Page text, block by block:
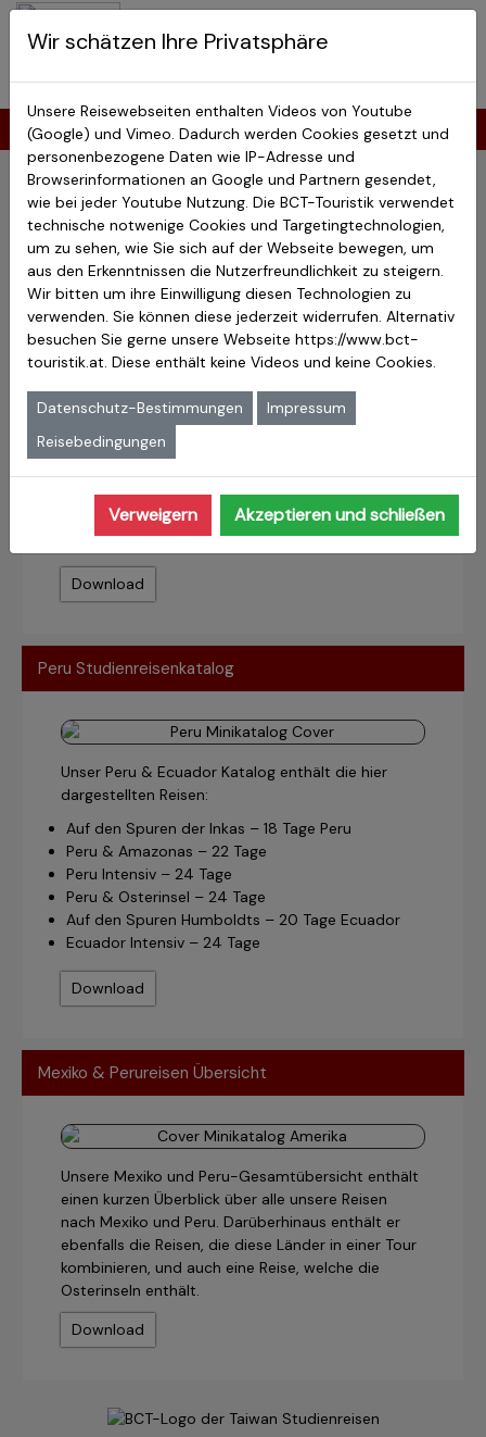
BCT-Touristik
Costarica Katalogdownload
Durch Klick auf die Bilder können Sie sich hier die jeweiligen
Kataloge als PDF-Dokument herunterladen.
Mexiko Katalog
Unser Mexiko-Katalog enthält die hier
dargestellten Reisen:
Auf den Spuren der Mayas – 18 Tage
Mexiko Intensiv – 24 Tage
Mexiko Live – 11 Tage
Auf den Spuren der Mixteken – 16 Tage
Auf den Spuren der Rarámuri – 21 Tage
Download
Peru Studienreisenkatalog
Unser Peru & Ecuador Katalog enthält die hier
dargestellten Reisen:
Auf den Spuren der Inkas – 18 Tage Peru
Peru & Amazonas – 22 Tage
Peru Intensiv – 24 Tage
Peru & Osterinsel – 24 Tage
Auf den Spuren Humboldts – 20 Tage Ecuador
Ecuador Intensiv – 24 Tage
Download
Mexiko & Perureisen Übersicht
Unsere Mexiko und Peru-Gesamtübersicht enthält
einen kurzen Überblick über alle unsere Reisen
nach Mexiko und Peru. Darüberhinaus enthält er
ebenfalls die Reisen, die diese Länder in einer Tour
kombinieren, und auch eine Reise, welche die
Osterinseln enthält.
Download
Wir schätzen Ihre Privatsphäre
Unsere Reisewebseiten enthalten Videos von Youtube
(Google) und Vimeo. Dadurch werden Cookies gesetzt und
personenbezogene Daten wie IP-Adresse und
Browserinformationen an Google und Partnern gesendet,
wie bei jeder Youtube Nutzung. Die BCT-Touristik verwendet
technische notwenige Cookies und Targetingtechnologien,
um zu sehen, wie Sie sich auf der Webseite bewegen, um
aus den Erkenntnissen die Nutzerfreundlichkeit zu steigern.
Wir bitten um ihre Einwilligung diesen Technologien zu
verwenden. Sie können diese jederzeit widerrufen. Alternativ
besuchen Sie gerne unsere Webseite https://www.bct-
touristik.at. Diese enthält keine Videos und keine Cookies.
Datenschutz-Bestimmungen
Impressum
Reisebedingungen
Verweigern Akzeptieren und schließen